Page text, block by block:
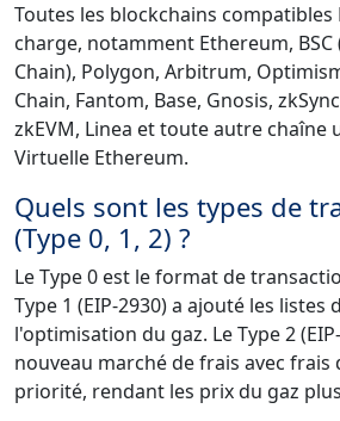
Toutes les blockchains compatibles
charge, notamment Ethereum, BSC
Chain), Polygon, Arbitrum,
Chain, Fantom, Base, Gnosis,
zkEVM, Linea et toute autre chaîne
Virtuelle Ethereum.
Quels sont les types de
(Type 0, 1, 2) ?
Le Type 0 est le format de
Type 1 (EIP-2930) a ajouté les listes
l'optimisation du gaz. Le Type 2
nouveau marché de frais avec frais
priorité, rendant les prix du gaz